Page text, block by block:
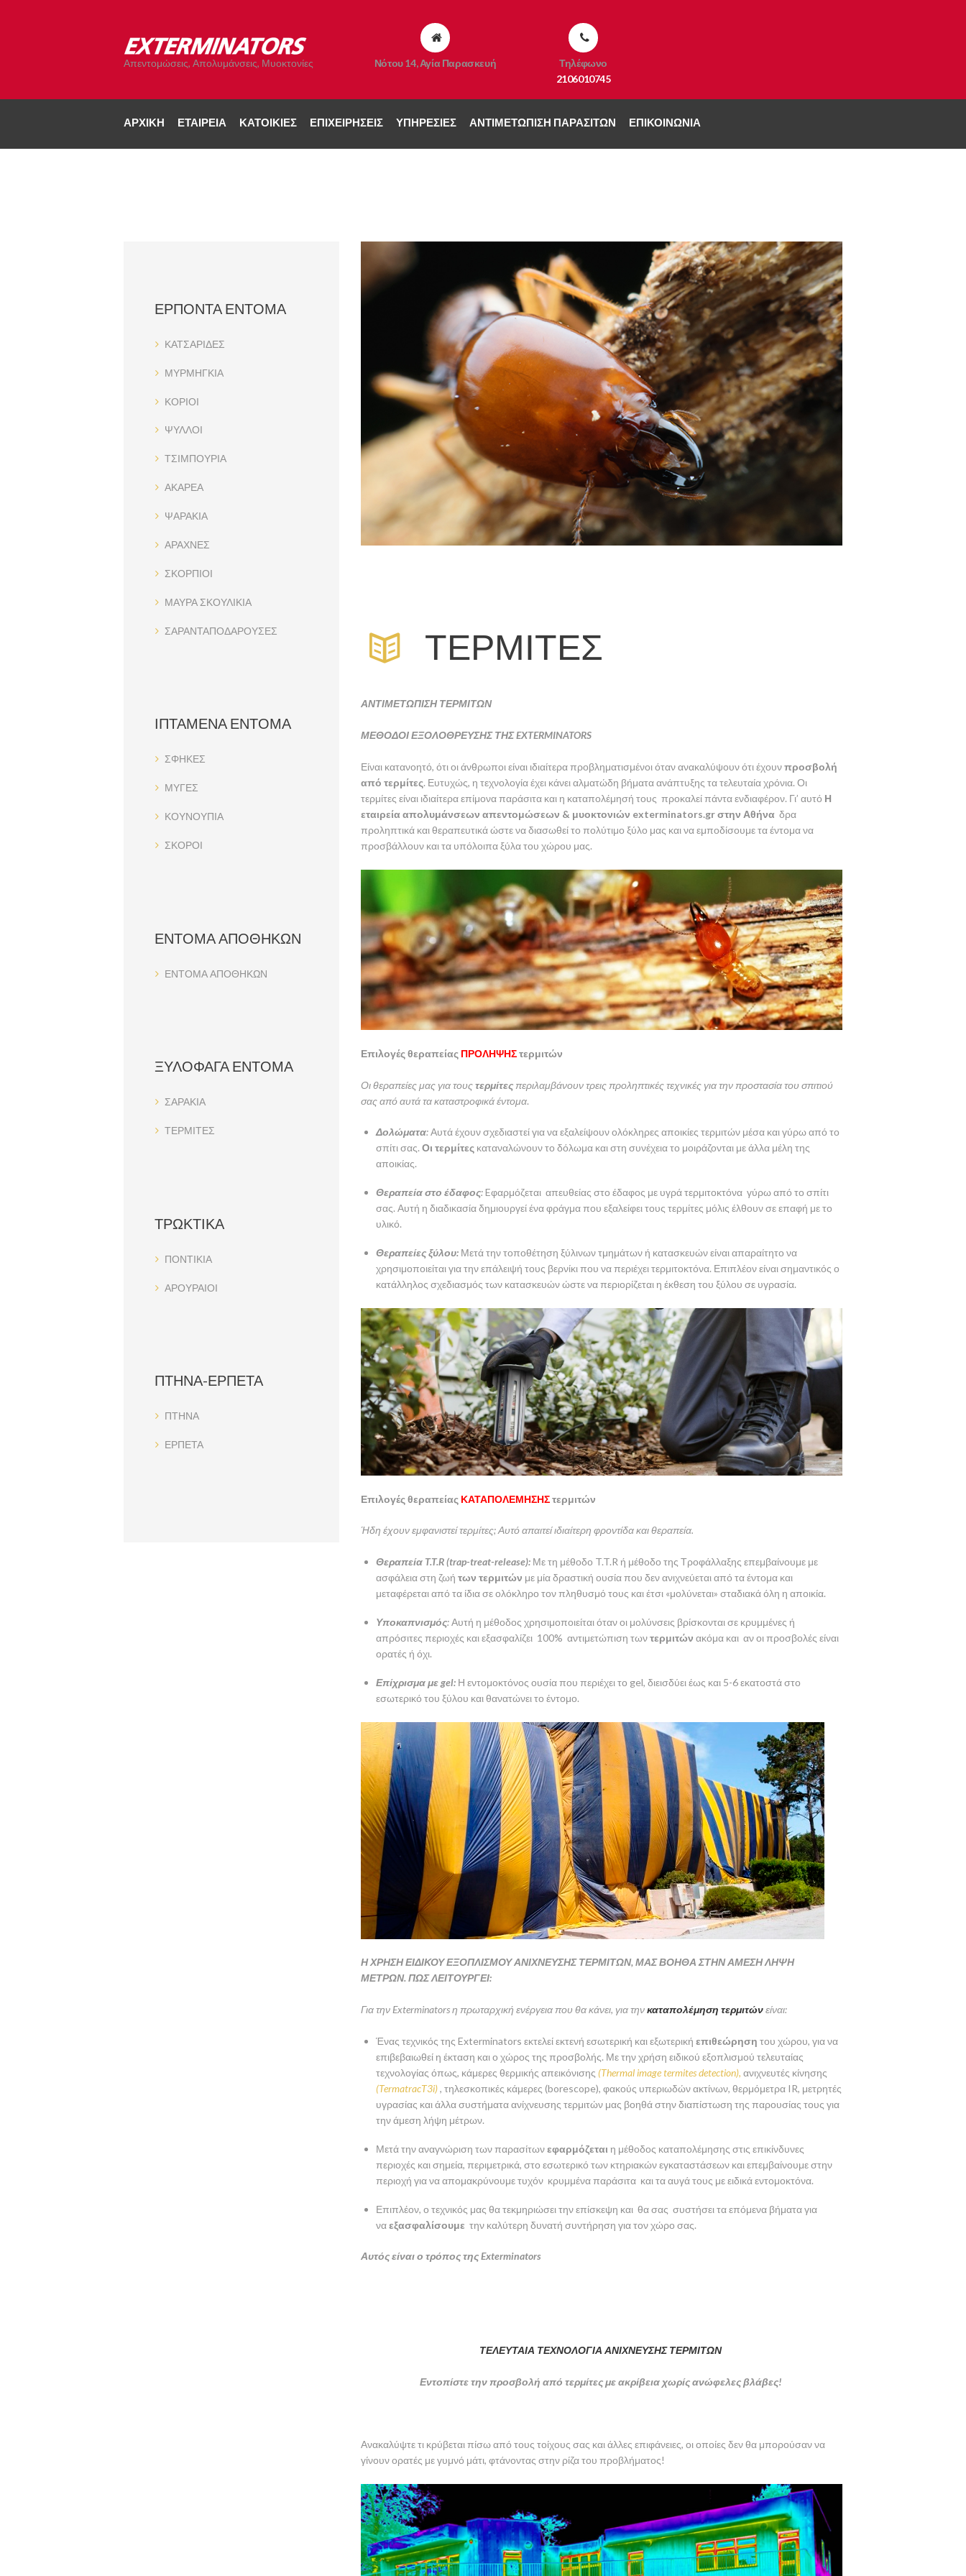
Απεντομώσεις, Απολυμάνσεις, Μυοκτονίες Νότου 14, Αγία Παρασκευή
Τηλέφωνο
2106010745
ΑΡΧΙΚΉ ΕΤΑΙΡΕΊΑ ΚΑΤΟΙΚΊΕΣ ΕΠΙΧΕΙΡΉΣΕΙΣ ΥΠΗΡΕΣΊΕΣ ΑΝΤΙΜΕΤΏΠΙΣΗ ΠΑΡΑΣΊΤΩΝ ΕΠΙΚΟΙΝΩΝΊΑ
ΤΕΡΜΙΤΕΣ
ΑΝΤΙΜΕΤΩΠΙΣΗ ΤΕΡΜΙΤΩΝ
ΜΕΘΟΔΟΙ ΕΞΟΛΟΘΡΕΥΣΗΣ ΤΗΣ EXTERMINATORS
Είναι κατανοητό, ότι οι άνθρωποι είναι ιδιαίτερα προβληματισμένοι όταν ανακαλύψουν ότι έχουνπροσβολή
από τερμίτες. Ευτυχώς, η τεχνολογία έχει κάνει αλματώδη βήματα ανάπτυξης τα τελευταία χρόνια. Οι
τερμίτες είναι ιδιαίτερα επίμονα παράσιτα και η καταπολέμησή τους προκαλεί πάντα ενδιαφέρον. Γι’ αυτό Η
εταιρεία απολυμάνσεων απεντομώσεων & μυοκτονιών exterminators.gr στην Αθήνα δρα
προληπτικά και θεραπευτικά ώστε να διασωθεί το πολύτιμο ξύλο μας και να εμποδίσουμε τα έντομα να
προσβάλλουν και τα υπόλοιπα ξύλα του χώρου μας.
Επιλογές θεραπείας ΠΡΟΛΗΨΗΣτερμιτών
Οι θεραπείες μας για τουςτερμίτες περιλαμβάνουν τρεις προληπτικές τεχνικές για την προστασία του σπιτιού
σας από αυτά τα καταστροφικά έντομα.
Δολώματα:Αυτά έχουν σχεδιαστεί για να εξαλείψουν ολόκληρες αποικίες τερμιτών μέσα και γύρω από το
σπίτι σας. Οι τερμίτες καταναλώνουν το δόλωμα και στη συνέχεια το μοιράζονται με άλλα μέλη της
αποικίας.
Θεραπεία στο έδαφος:Eφαρμόζεται απευθείας στο έδαφος με υγρά τερμιτοκτόνα γύρω από το σπίτι
σας. Αυτή η διαδικασία δημιουργεί ένα φράγμα που εξαλείφει τους τερμίτες μόλις έλθουν σε επαφή με το
υλικό.
Θεραπείες ξύλου: Μετά την τοποθέτηση ξύλινων τμημάτων ή κατασκευών είναι απαραίτητο να
χρησιμοποιείται για την επάλειψή τους βερνίκι που να περιέχει τερμιτοκτόνα. Επιπλέον είναι σημαντικός ο
κατάλληλος σχεδιασμός των κατασκευών ώστε να περιορίζεται η έκθεση του ξύλου σε υγρασία.
Επιλογές θεραπείας ΚΑΤΑΠΟΛΕΜΗΣΗΣτερμιτών
Ήδη έχουν εμφανιστεί τερμίτες; Αυτό απαιτεί ιδιαίτερη φροντίδα και θεραπεία.
Θεραπεία T.T.R (trap-treat-release): Με τη μέθοδο T.T.R ή μέθοδο της Τροφάλλαξης επεμβαίνουμε με
ασφάλεια στη ζωή των τερμιτών με μία δραστική ουσία που δεν ανιχνεύεται από τα έντομα και
μεταφέρεται από τα ίδια σε ολόκληρο τον πληθυσμό τους και έτσι «μολύνεται» σταδιακά όλη η αποικία.
Υποκαπνισμός:Αυτή η μέθοδος χρησιμοποιείται όταν οι μολύνσεις βρίσκονται σε κρυμμένες ή
απρόσιτες περιοχές και εξασφαλίζει 100% αντιμετώπιση τωντερμιτών ακόμα και αν οι προσβολές είναι
ορατές ή όχι.
Επίχρισμα με gel: Η εντομοκτόνος ουσία που περιέχει το gel, διεισδύει έως και 5-6 εκατοστά στο
εσωτερικό του ξύλου και θανατώνει το έντομο.
Η ΧΡΗΣΗ ΕΙΔΙΚΟΥ ΕΞΟΠΛΙΣΜΟΥ ΑΝΙΧΝΕΥΣΗΣ ΤΕΡΜΙΤΩΝ, ΜΑΣ ΒΟΗΘΑ ΣΤΗΝ ΑΜΕΣΗ ΛΗΨΗ
ΜΕΤΡΩΝ. ΠΩΣ ΛΕΙΤΟΥΡΓΕΙ:
Για την Exterminators η πρωταρχική ενέργεια που θα κάνει, για τηνκαταπολέμηση τερμιτώνείναι:
Ένας τεχνικός της Exterminators εκτελεί εκτενή εσωτερική και εξωτερική επιθεώρηση του χώρου, για να
επιβεβαιωθεί η έκταση και ο χώρος της προσβολής. Με την χρήση ειδικού εξοπλισμού τελευταίας
τεχνολογίας όπως, κάμερες θερμικής απεικόνισης (Thermal image termites detection), ανιχνευτές κίνησης
(TermatracT3i), τηλεσκοπικές κάμερες (borescope), φακούς υπεριωδών ακτίνων, θερμόμετρα IR, μετρητές
υγρασίας και άλλα συστήματα ανίχνευσης τερμιτών μας βοηθά στην διαπίστωση της παρουσίας τους για
την άμεση λήψη μέτρων.
Μετά την αναγνώριση των παρασίτωνεφαρμόζεται η μέθοδος καταπολέμησης στις επικίνδυνες
περιοχές και σημεία, περιμετρικά, στο εσωτερικό των κτηριακών εγκαταστάσεων και επεμβαίνουμε στην
περιοχή για να απομακρύνουμε τυχόν κρυμμένα παράσιτα και τα αυγά τους με ειδικά εντομοκτόνα.
Επιπλέον, ο τεχνικός μας θα τεκμηριώσει την επίσκεψη και θα σας συστήσει τα επόμενα βήματα για
ναεξασφαλίσουμε την καλύτερη δυνατή συντήρηση για τον χώρο σας.
Αυτός είναι ο τρόπος της Exterminators
ΤΕΛΕΥΤΑΙΑ ΤΕΧΝΟΛΟΓΙΑ ΑΝΙΧΝΕΥΣΗΣ ΤΕΡΜΙΤΩΝ
Εντοπίστε την προσβολή από τερμίτες με ακρίβεια χωρίς ανώφελες βλάβες!
Ανακαλύψτε τι κρύβεται πίσω από τους τοίχους σας και άλλες επιφάνειες, οι οποίες δεν θα μπορούσαν να
γίνουν ορατές με γυμνό μάτι, φτάνοντας στην ρίζα του προβλήματος!
ΕΡΠΟΝΤΑ ΕΝΤΟΜΑ
ΚΑΤΣΑΡΙΔΕΣ
ΜΥΡΜΗΓΚΙΑ
ΚΟΡΙΟΙ
ΨΥΛΛΟΙ
ΤΣΙΜΠΟΥΡΙΑ
ΑΚΑΡΕΑ
ΨΑΡΑΚΙΑ
ΑΡΑΧΝΕΣ
ΣΚΟΡΠΙΟΙ
ΜΑΥΡΑ ΣΚΟΥΛΙΚΙΑ
ΣΑΡΑΝΤΑΠΟΔΑΡΟΥΣΕΣ
ΙΠΤΑΜΕΝΑ ΕΝΤΟΜΑ
ΣΦΗΚΕΣ
ΜΥΓΕΣ
ΚΟΥΝΟΥΠΙΑ
ΣΚΟΡΟΙ
ΕΝΤΟΜΑ ΑΠΟΘΗΚΩΝ
ΕΝΤΟΜΑ ΑΠΟΘΗΚΩΝ
ΞΥΛΟΦΑΓΑ ΕΝΤΟΜΑ
ΣΑΡΑΚΙΑ
ΤΕΡΜΙΤΕΣ
ΤΡΩΚΤΙΚΑ
ΠΟΝΤΙΚΙΑ
ΑΡΟΥΡΑΙΟΙ
ΠΤΗΝΑ-ΕΡΠΕΤΑ
ΠΤΗΝΑ
ΕΡΠΕΤΑ